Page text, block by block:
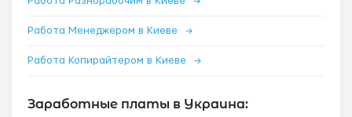
Работа Менеджером в Киеве →
Работа Копирайтером в Киеве →
Заработные платы в Украина: